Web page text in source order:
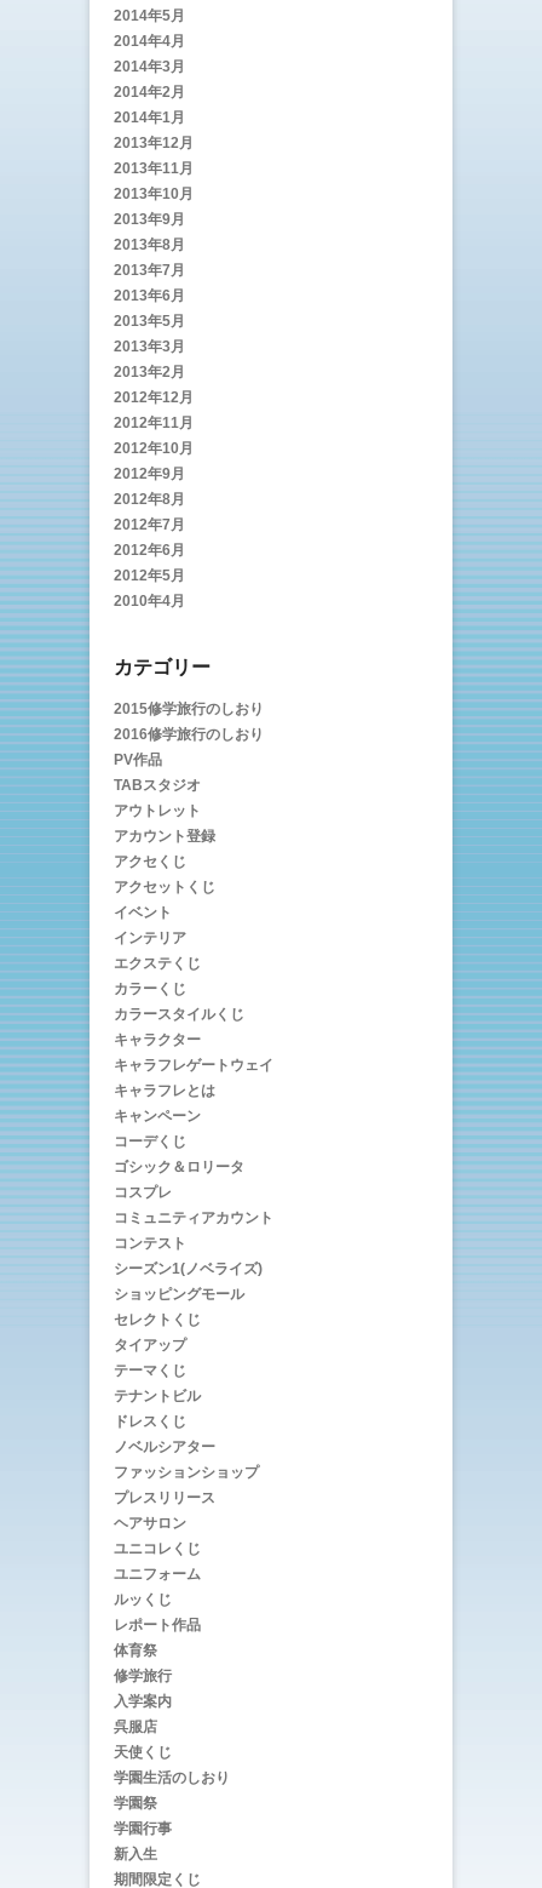
2014年5月
2014年4月
2014年3月
2014年2月
2014年1月
2013年12月
2013年11月
2013年10月
2013年9月
2013年8月
2013年7月
2013年6月
2013年5月
2013年3月
2013年2月
2012年12月
2012年11月
2012年10月
2012年9月
2012年8月
2012年7月
2012年6月
2012年5月
2010年4月
カテゴリー
2015修学旅行のしおり
2016修学旅行のしおり
PV作品
TABスタジオ
アウトレット
アカウント登録
アクセくじ
アクセットくじ
イベント
インテリア
エクステくじ
カラーくじ
カラースタイルくじ
キャラクター
キャラフレゲートウェイ
キャラフレとは
キャンペーン
コーデくじ
ゴシック＆ロリータ
コスプレ
コミュニティアカウント
コンテスト
シーズン1(ノベライズ)
ショッピングモール
セレクトくじ
タイアップ
テーマくじ
テナントビル
ドレスくじ
ノベルシアター
ファッションショップ
プレスリリース
ヘアサロン
ユニコレくじ
ユニフォーム
ルッくじ
レポート作品
体育祭
修学旅行
入学案内
呉服店
天使くじ
学園生活のしおり
学園祭
学園行事
新入生
期間限定くじ